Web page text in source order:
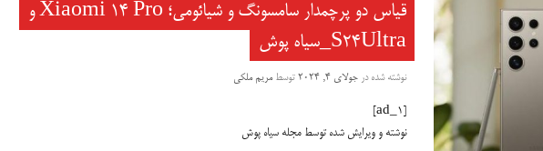
قیاس دو پرچمدار سامسونگ و شیائومی؛ Xiaomi 14 Pro و
S24Ultra_سیاه پوش
نوشته شده درجولای 4, 2024 توسطمریم ملکی
[ad_1]
نوشته و ویرایش شده توسط مجله سیاه پوش